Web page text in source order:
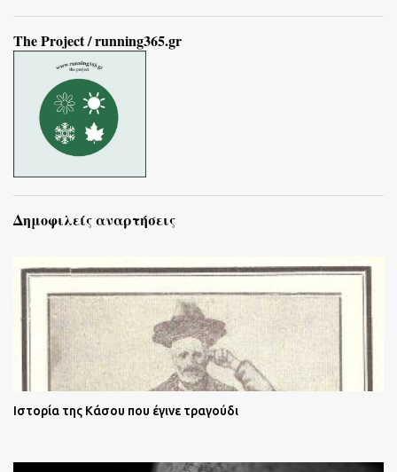
The Project / running365.gr
Δημοφιλείς αναρτήσεις
Ιστορία της Κάσου που έγινε τραγούδι